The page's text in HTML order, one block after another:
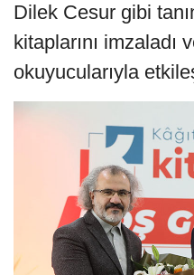
Dilek Cesur gibi
kitaplarını imzaladı
okuyucularıyla